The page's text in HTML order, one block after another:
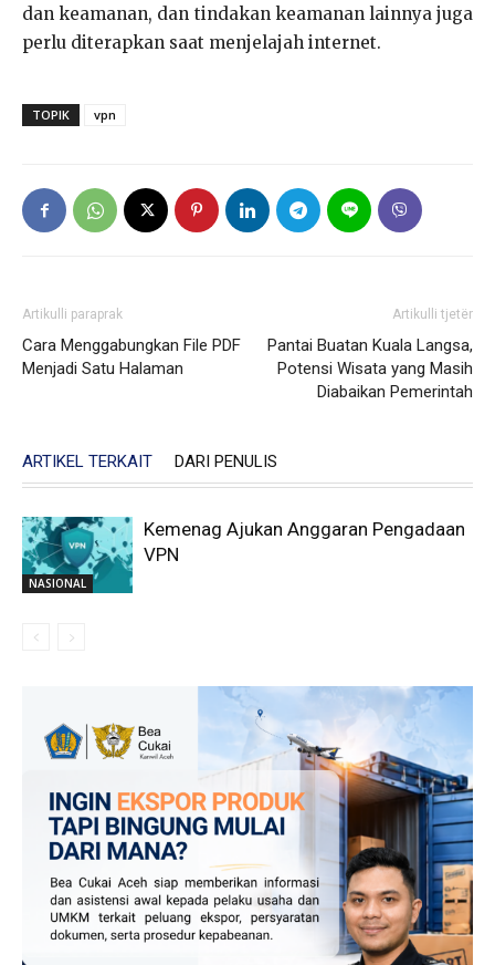
dan keamanan, dan tindakan keamanan lainnya juga
perlu diterapkan saat menjelajah internet.
TOPIK vpn
Artikulli paraprak
Cara Menggabungkan File PDF
Menjadi Satu Halaman
Artikulli tjetër
Pantai Buatan Kuala Langsa,
Potensi Wisata yang Masih
Diabaikan Pemerintah
ARTIKEL TERKAIT DARI PENULIS
NASIONAL
Kemenag Ajukan Anggaran Pengadaan
VPN